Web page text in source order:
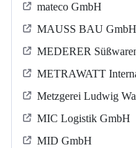
mateco GmbH
MAUSS BAU
MEDERER
METRAWATT
Metzgerei Ludwig
MIC Logistik GmbH
MID GmbH